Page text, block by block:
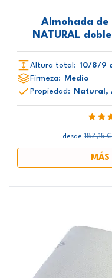
Almohada
NATURAL
Altura total: 10/8/9
Firmeza:
Medio
Propiedad:
Natural,
desde 187,15 €
MÁS